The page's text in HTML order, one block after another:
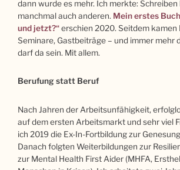
dann wurde es mehr. Ich merkte: Schreiben
manchmal auch anderen. Mein erstes
und jetzt?“erschien 2020. Seitdem kamen
Seminare, Gastbeiträge – und immer mehr
darf da sein. Mit allem.
Berufung statt Beruf
Nach Jahren der Arbeitsunfähigkeit,
auf dem ersten Arbeitsmarkt und sehr viel
ich 2019 die Ex-In-Fortbildung zur
Danach folgten Weiterbildungen zur
zur Mental Health First Aider (MHFA,